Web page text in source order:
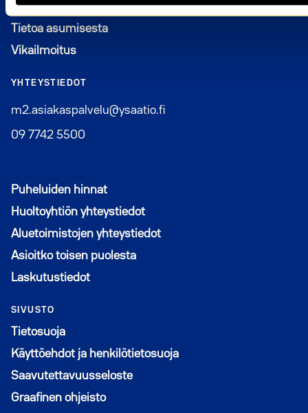
Asukkaan usein kysytyt kysymykset
Tietoa asumisesta
Vikailmoitus
YHTEYSTIEDOT
m2.asiakaspalvelu@ysaatio.fi
09 7742 5500
Puheluiden hinnat
Huoltoyhtiön yhteystiedot
Aluetoimistojen yhteystiedot
Asioitko toisen puolesta
Laskutustiedot
SIVUSTO
Tietosuoja
Käyttöehdot ja henkilötietosuoja
Saavutettavuusseloste
Graafinen ohjeisto